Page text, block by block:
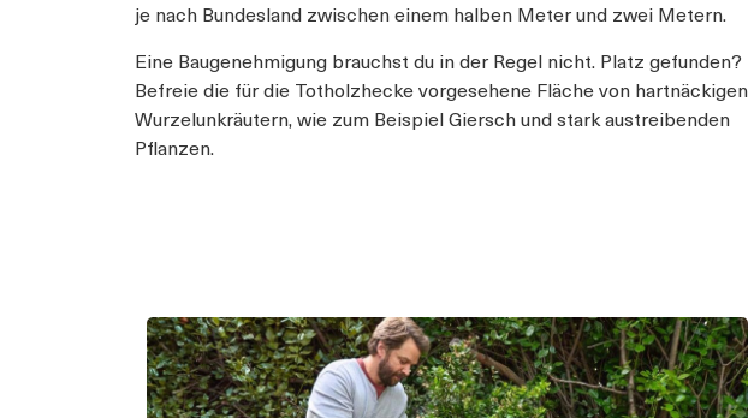
je nach Bundesland zwischen einem halben Meter und zwei Metern.
Eine Baugenehmigung brauchst du in der Regel nicht. Platz gefunden?
Befreie die für die Totholzhecke vorgesehene Fläche von hartnäckigen
Wurzelunkräutern, wie zum Beispiel Giersch und stark austreibenden
Pflanzen.